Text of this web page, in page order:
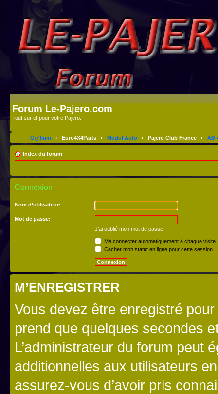
Forum Le-Pajero.com
Tout sur et pour votre Pajero.
G@lium ‹ Euro4X4Parts ‹ Modul'Auto ‹ Pajero Club France ‹ AB
Index du forum
Connexion
Nom d’utilisateur:
Mot de passe:
J’ai oublié mon mot de passe
Me connecter automatiquement à chaque visite
Cacher mon statut en ligne pour cette session
M’ENREGISTRER
Vous devez être enregistré
prend que quelques secondes
L’administrateur du forum peut
additionnelles aux utilisateurs
assurez-vous d’avoir pris